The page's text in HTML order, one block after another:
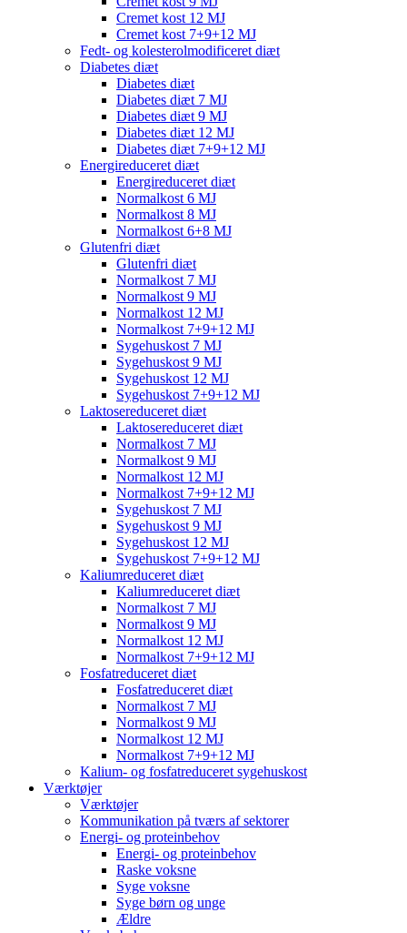
Cremet kost 12 MJ
Cremet kost 7+9+12 MJ
Fedt- og kolesterolmodificeret diæt
Diabetes diæt
Diabetes diæt
Diabetes diæt 7 MJ
Diabetes diæt 9 MJ
Diabetes diæt 12 MJ
Diabetes diæt 7+9+12 MJ
Energireduceret diæt
Energireduceret diæt
Normalkost 6 MJ
Normalkost 8 MJ
Normalkost 6+8 MJ
Glutenfri diæt
Glutenfri diæt
Normalkost 7 MJ
Normalkost 9 MJ
Normalkost 12 MJ
Normalkost 7+9+12 MJ
Sygehuskost 7 MJ
Sygehuskost 9 MJ
Sygehuskost 12 MJ
Sygehuskost 7+9+12 MJ
Laktosereduceret diæt
Laktosereduceret diæt
Normalkost 7 MJ
Normalkost 9 MJ
Normalkost 12 MJ
Normalkost 7+9+12 MJ
Sygehuskost 7 MJ
Sygehuskost 9 MJ
Sygehuskost 12 MJ
Sygehuskost 7+9+12 MJ
Kaliumreduceret diæt
Kaliumreduceret diæt
Normalkost 7 MJ
Normalkost 9 MJ
Normalkost 12 MJ
Normalkost 7+9+12 MJ
Fosfatreduceret diæt
Fosfatreduceret diæt
Normalkost 7 MJ
Normalkost 9 MJ
Normalkost 12 MJ
Normalkost 7+9+12 MJ
Kalium- og fosfatreduceret sygehuskost
Værktøjer
Værktøjer
Kommunikation på tværs af sektorer
Energi- og proteinbehov
Energi- og proteinbehov
Raske voksne
Syge voksne
Syge børn og unge
Ældre